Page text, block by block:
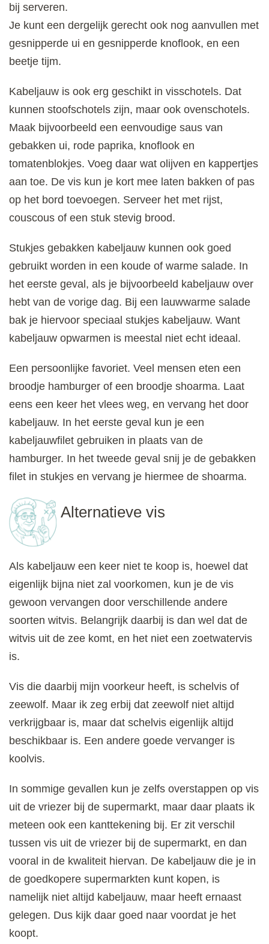
bij serveren.
Je kunt een dergelijk gerecht ook nog aanvullen met
gesnipperde ui en gesnipperde knoflook, en een
beetje tijm.
Kabeljauw is ook erg geschikt in visschotels. Dat
kunnen stoofschotels zijn, maar ook ovenschotels.
Maak bijvoorbeeld een eenvoudige saus van
gebakken ui, rode paprika, knoflook en
tomatenblokjes. Voeg daar wat olijven en kappertjes
aan toe. De vis kun je kort mee laten bakken of pas
op het bord toevoegen. Serveer het met rijst,
couscous of een stuk stevig brood.
Stukjes gebakken kabeljauw kunnen ook goed
gebruikt worden in een koude of warme salade. In
het eerste geval, als je bijvoorbeeld kabeljauw over
hebt van de vorige dag. Bij een lauwwarme salade
bak je hiervoor speciaal stukjes kabeljauw. Want
kabeljauw opwarmen is meestal niet echt ideaal.
Een persoonlijke favoriet. Veel mensen eten een
broodje hamburger of een broodje shoarma. Laat
eens een keer het vlees weg, en vervang het door
kabeljauw. In het eerste geval kun je een
kabeljauwfilet gebruiken in plaats van de
hamburger. In het tweede geval snij je de gebakken
filet in stukjes en vervang je hiermee de shoarma.
Alternatieve vis
Als kabeljauw een keer niet te koop is, hoewel dat
eigenlijk bijna niet zal voorkomen, kun je de vis
gewoon vervangen door verschillende andere
soorten witvis. Belangrijk daarbij is dan wel dat de
witvis uit de zee komt, en het niet een zoetwatervis
is.
Vis die daarbij mijn voorkeur heeft, is schelvis of
zeewolf. Maar ik zeg erbij dat zeewolf niet altijd
verkrijgbaar is, maar dat schelvis eigenlijk altijd
beschikbaar is. Een andere goede vervanger is
koolvis.
In sommige gevallen kun je zelfs overstappen op vis
uit de vriezer bij de supermarkt, maar daar plaats ik
meteen ook een kanttekening bij. Er zit verschil
tussen vis uit de vriezer bij de supermarkt, en dan
vooral in de kwaliteit hiervan. De kabeljauw die je in
de goedkopere supermarkten kunt kopen, is
namelijk niet altijd kabeljauw, maar heeft ernaast
gelegen. Dus kijk daar goed naar voordat je het
koopt.